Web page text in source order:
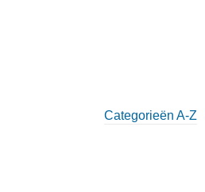
Categorieën A-Z